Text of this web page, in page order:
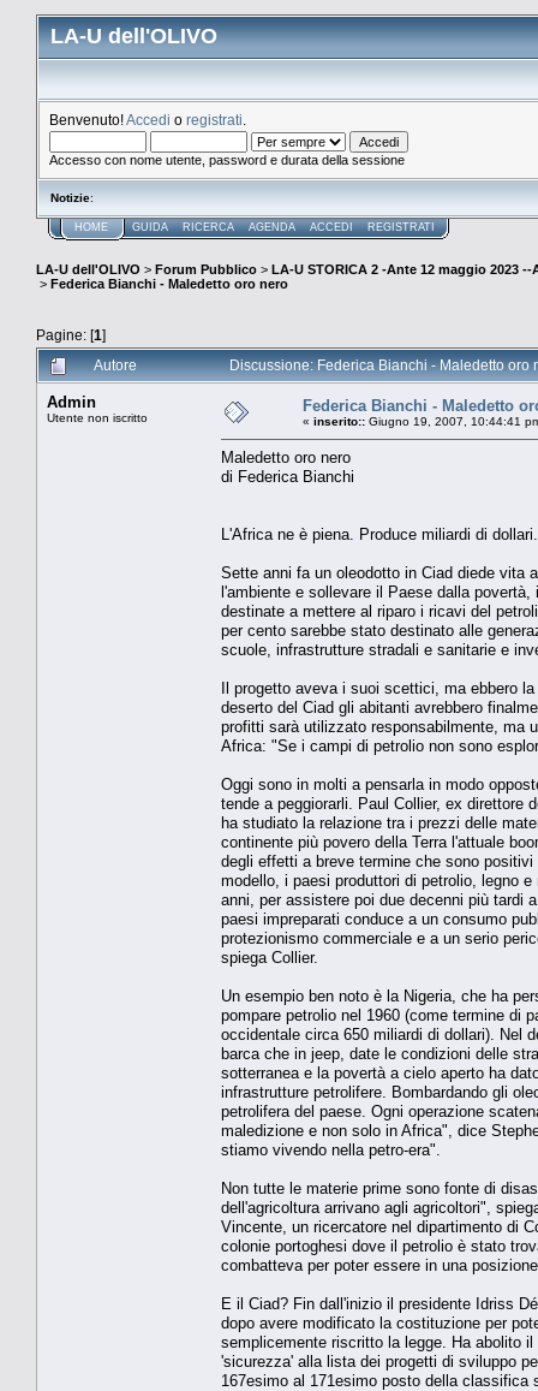
LA-U dell'OLIVO
Benvenuto!Accedi o registrati
Accesso con nome utente, password e durata della sessione
Notizie:
HOME GUIDA RICERCA AGENDA ACCEDI REGISTRATI
LA-U dell'OLIVO > Forum Pubblico > LA-U STORICA 2 -Ante 12 maggio 2023 --
> Federica Bianchi - Maledetto oro nero
Pagine: [1]
Autore
Discussione: Federica Bianchi - Maledetto oro
Admin
Utente non iscritto
Federica Bianchi - Maledetto
« inserito:: Giugno 19, 2007, 10:44:41
Maledetto oro nero
di Federica Bianchi
L'Africa ne è piena. Produce miliardi di
Sette anni fa un oleodotto in Ciad diede vita
l'ambiente e sollevare il Paese dalla
destinate a mettere al riparo i ricavi del
per cento sarebbe stato destinato alle
scuole, infrastrutture stradali e sanitarie e
Il progetto aveva i suoi scettici, ma ebbero
deserto del Ciad gli abitanti avrebbero
profitti sarà utilizzato responsabilmente, ma
Africa: "Se i campi di petrolio non sono
Oggi sono in molti a pensarla in modo
tende a peggiorarli. Paul Collier, ex direttore
ha studiato la relazione tra i prezzi delle
continente più povero della Terra l'attuale
degli effetti a breve termine che sono
modello, i paesi produttori di petrolio, legno
anni, per assistere poi due decenni più tardi
paesi impreparati conduce a un consumo
protezionismo commerciale e a un serio
spiega Collier.
Un esempio ben noto è la Nigeria, che ha
pompare petrolio nel 1960 (come termine di
occidentale circa 650 miliardi di dollari). Nel
barca che in jeep, date le condizioni delle
sotterranea e la povertà a cielo aperto ha
infrastrutture petrolifere. Bombardando gli
petrolifera del paese. Ogni operazione
maledizione e non solo in Africa", dice
stiamo vivendo nella petro-era".
Non tutte le materie prime sono fonte di
dell'agricoltura arrivano agli agricoltori",
Vincente, un ricercatore nel dipartimento di
colonie portoghesi dove il petrolio è stato
combatteva per poter essere in una
E il Ciad? Fin dall'inizio il presidente Idriss
dopo avere modificato la costituzione per
semplicemente riscritto la legge. Ha abolito
'sicurezza' alla lista dei progetti di sviluppo
167esimo al 171esimo posto della